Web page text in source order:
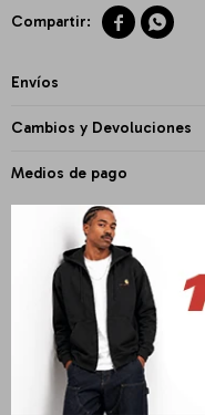
 
Envíos
Cambios y Devoluciones
Medios de pago
PRODUCTOS